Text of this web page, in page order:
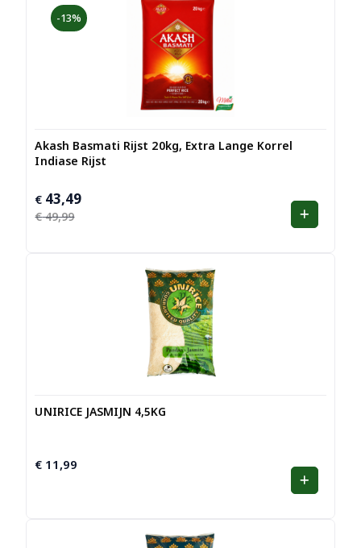
-13%
Akash Basmati Rijst 20kg, Extra Lange Korrel
Indiase Rijst
€49,99
Oorspronkelijke
prijs
€ 43,49
Huidige
prijs
UNIRICE JASMIJN 4,5KG
€ 11,99